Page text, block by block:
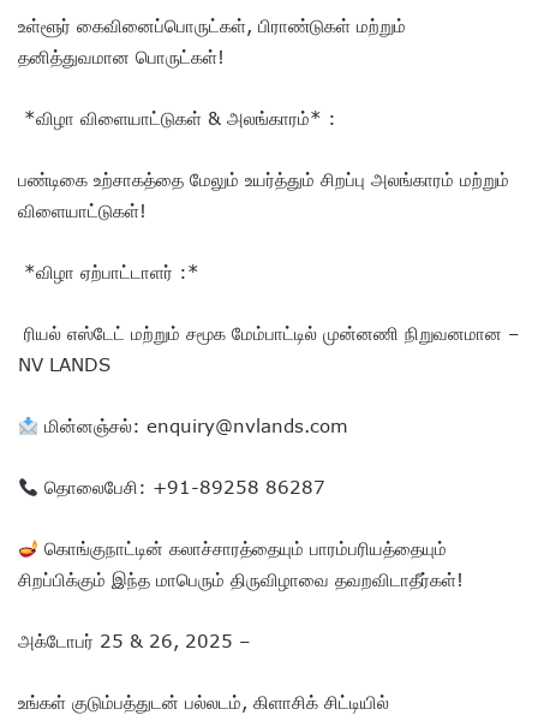
உள்ளூர் கைவினைப்பொருட்கள், பிராண்டுகள் மற்றும்
தனித்துவமான பொருட்கள்!
*விழா விளையாட்டுகள் & அலங்காரம்* :
பண்டிகை உற்சாகத்தை மேலும் உயர்த்தும் சிறப்பு அலங்காரம் மற்றும்
விளையாட்டுகள்!
*விழா ஏற்பாட்டாளர் :*
ரியல் எஸ்டேட் மற்றும் சமூக மேம்பாட்டில் முன்னணி நிறுவனமான –
NV LANDS
மின்னஞ்சல்: enquiry@nvlands.com
தொலைபேசி: +91-89258 86287
கொங்குநாட்டின் கலாச்சாரத்தையும் பாரம்பரியத்தையும்
சிறப்பிக்கும் இந்த மாபெரும் திருவிழாவை தவறவிடாதீர்கள்!
அக்டோபர் 25 & 26, 2025 –
உங்கள் குடும்பத்துடன் பல்லடம், கிளாசிக் சிட்டியில்